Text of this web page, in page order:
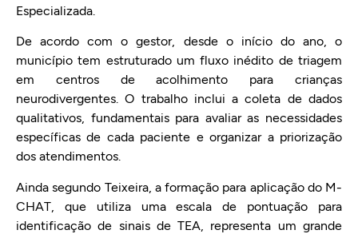
Especializada.
De acordo com o gestor, desde o início do ano, o
município tem estruturado um fluxo inédito de triagem
em centros de acolhimento para crianças
neurodivergentes. O trabalho inclui a coleta de dados
qualitativos, fundamentais para avaliar as necessidades
específicas de cada paciente e organizar a priorização
dos atendimentos.
Ainda segundo Teixeira, a formação para aplicação do M-
CHAT, que utiliza uma escala de pontuação para
identificação de sinais de TEA, representa um grande